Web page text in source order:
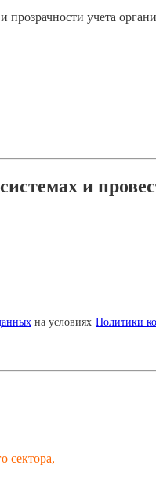
учета
и
на условиях Политики
сектора,